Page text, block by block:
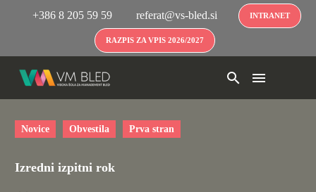
+386 8 205 59 59 referat@vs-bled.si INTRANET
RAZPIS ZA VPIS 2026/2027
Novice Obvestila Prva stran
Izredni izpitni rok